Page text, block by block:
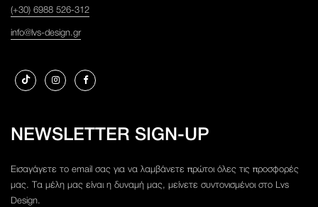
(+30) 6988 526-312
info@lvs-design.gr
NEWSLETTER SIGN-UP
Εισαγάγετε το email σας για να λαμβάνετε πρώτοι όλες τις προσφορές
μας. Τα μέλη μας είναι η δυναμή μας, μείνετε συντονισμένοι στο Lvs
Design.